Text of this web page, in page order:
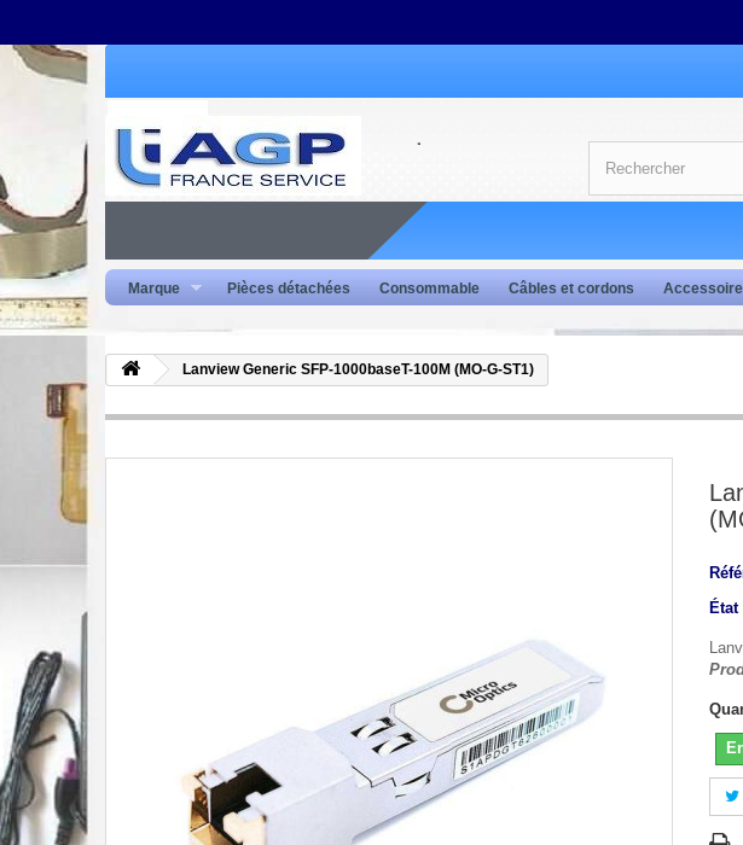
Marque Pièces détachées Consommable Câbles et cordons
Lanview Generic SFP-1000baseT-100M (MO-G-ST1)
État